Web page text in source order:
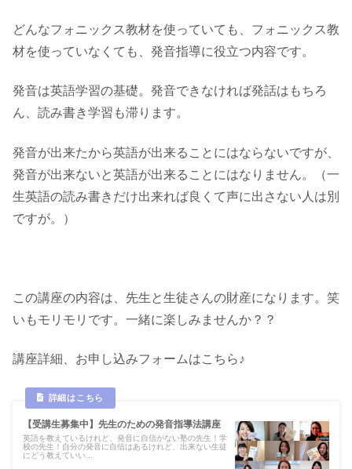
どんなフォニックス教材を使っていても、フォニックス教
材を使っていなくても、発音指導に役立つ内容です。
発音は英語学習の基礎。発音できなければ発話はもちろ
ん、読み書き学習も滞ります。
発音が出来たから英語が出来ることにはならないですが、
発音が出来ないと英語が出来ることにはなりません。（一
生英語の読み書きだけ出来れば良くて声に出さない人は別
ですが。）
この講座の内容は、先生と生徒さんの財産になります。笑
いもモリモリです。一緒に楽しみませんか？？
講座詳細、お申し込みフォームはこちら♪
【受講生募集中】先生のための発音指導法講座
英語を教えているけれど、発音に自信がない塾の先生！学
校の先生！自分の発音に自信はあるけれど、出来ない生徒
にどう教えていい...